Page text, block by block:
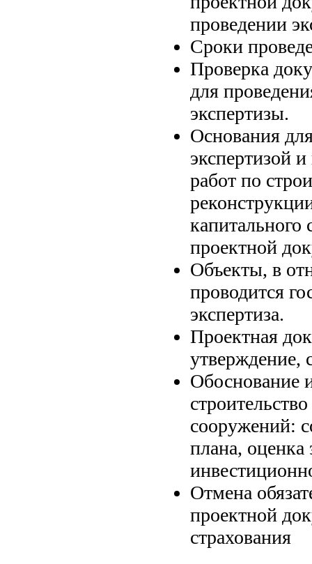
проведении
Сроки
Проверка
для
экспертизы.
Основания
экспертизой
работ по
капитального
проектной
Объекты, в
проводится
экспертиза.
Проектная
утверждение,
Обоснование
сооружений:
плана,
Отмена
проектной
страхования